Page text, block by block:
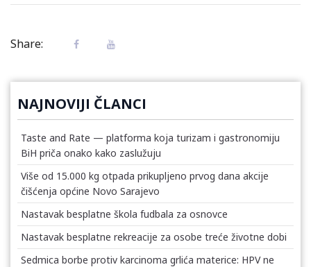
Share:
NAJNOVIJI ČLANCI
Taste and Rate — platforma koja turizam i gastronomiju
BiH priča onako kako zaslužuju
Više od 15.000 kg otpada prikupljeno prvog dana akcije
čišćenja općine Novo Sarajevo
Nastavak besplatne škola fudbala za osnovce
Nastavak besplatne rekreacije za osobe treće životne dobi
Sedmica borbe protiv karcinoma grlića materice: HPV ne